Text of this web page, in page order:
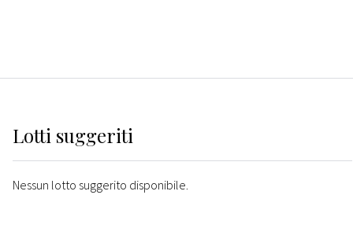
Lotti suggeriti
Nessun lotto suggerito disponibile.